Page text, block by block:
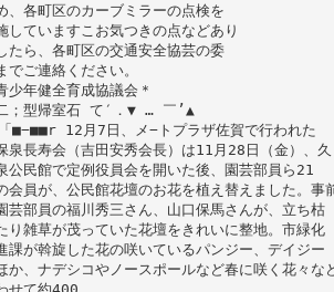
、各町区のカーブミラーの点検を
していますこお気つきの点などあり
たら、各町区の交通安全協芸の委
でご連絡ください。
少年健全育成協議会＊
；型帰室石 て′．▼ … ￣’▲
■−■■r 12月7日、メ−トプラザ佐賀で行われた
泉長寿会（吉田安秀会長）は11月28日（金）、久
公民館で定例役員会を開いた後、園芸部員ら21
会員が、公民館花壇のお花を植え替えました。事
芸部員の福川秀三さん、山口保馬さんが、立ち枯
り雑草が茂っていた花壇をきれいに整地。市緑化
課が斡旋した花の咲いているパンジー、デイジー
か、ナデシコやノースポールなど春に咲く花々な
せて約400